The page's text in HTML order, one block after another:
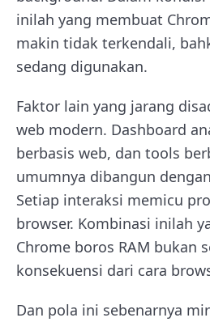
inilah yang membuat
makin tidak terkendali,
sedang digunakan.
Faktor lain yang jarang
web modern. Dashboard
berbasis web, dan tools
umumnya dibangun
Setiap interaksi memicu
browser. Kombinasi inilah
Chrome boros RAM bukan
konsekuensi dari cara
Dan pola ini sebenarnya